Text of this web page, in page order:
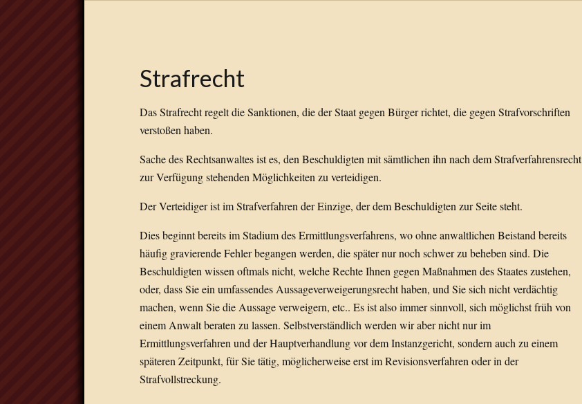
Strafrecht
Das Strafrecht regelt die Sanktionen, die der Staat gegen Bürger richtet, die gegen Strafvorschriften
verstoßen haben.
Sache des Rechtsanwaltes ist es, den Beschuldigten mit sämtlichen ihn nach dem Strafverfahrensrecht
zur Verfügung stehenden Möglichkeiten zu verteidigen.
Der Verteidiger ist im Strafverfahren der Einzige, der dem Beschuldigten zur Seite steht.
Dies beginnt bereits im Stadium des Ermittlungsverfahrens, wo ohne anwaltlichen Beistand bereits
häufig gravierende Fehler begangen werden, die später nur noch schwer zu beheben sind. Die
Beschuldigten wissen oftmals nicht, welche Rechte Ihnen gegen Maßnahmen des Staates zustehen,
oder, dass Sie ein umfassendes Aussageverweigerungsrecht haben, und Sie sich nicht verdächtig
machen, wenn Sie die Aussage verweigern, etc.. Es ist also immer sinnvoll, sich möglichst früh von
einem Anwalt beraten zu lassen. Selbstverständlich werden wir aber nicht nur im
Ermittlungsverfahren und der Hauptverhandlung vor dem Instanzgericht, sondern auch zu einem
späteren Zeitpunkt, für Sie tätig, möglicherweise erst im Revisionsverfahren oder in der
Strafvollstreckung.